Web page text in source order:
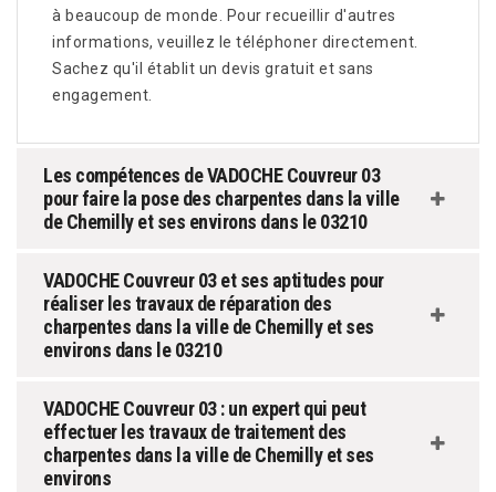
à beaucoup de monde. Pour recueillir d'autres
informations, veuillez le téléphoner directement.
Sachez qu'il établit un devis gratuit et sans
engagement.
Les compétences de VADOCHE Couvreur 03
pour faire la pose des charpentes dans la ville
de Chemilly et ses environs dans le 03210
VADOCHE Couvreur 03 et ses aptitudes pour
réaliser les travaux de réparation des
charpentes dans la ville de Chemilly et ses
environs dans le 03210
VADOCHE Couvreur 03 : un expert qui peut
effectuer les travaux de traitement des
charpentes dans la ville de Chemilly et ses
environs